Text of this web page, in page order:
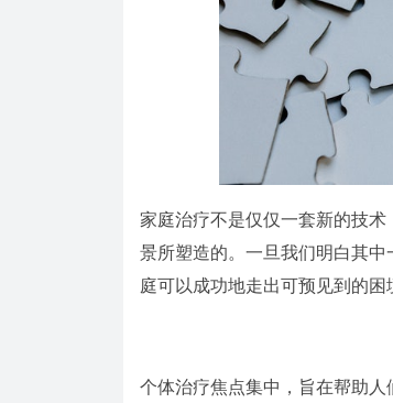
家庭治疗不是仅仅一套新的技
景所塑造的。一旦我们明白其
庭可以成功地走出可预见到的困
个体治疗焦点集中，旨在帮助